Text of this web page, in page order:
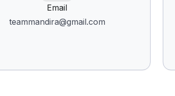
Email
teammandira@gmail.com